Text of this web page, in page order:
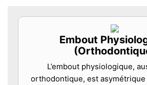
Embout
L’embout physiologique,
orthodontique, est